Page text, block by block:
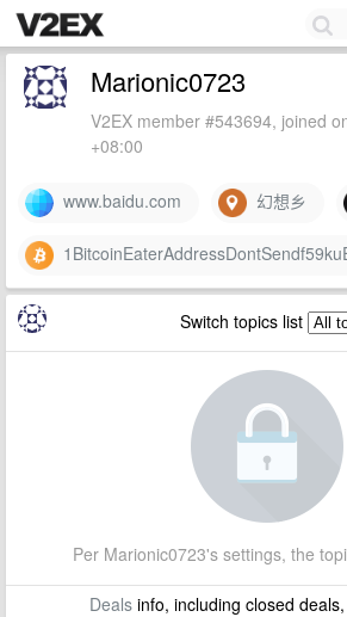
Marionic0723
V2EX member #543694, joined
+08:00
www.baidu.com 幻想乡
Switch topics list
Per Marionic0723's settings, the
Dealsinfo, including closed